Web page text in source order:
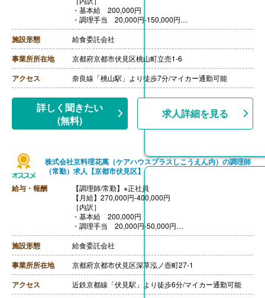
・基本給 200,000円
・調理手当 20,000円-150,000円
・固定残業代（25時間分）50,000円
※固定残業代は残業の有無にかかわらず支給、超過分は
法定通り支給
［その他手当］
・住宅手当
・引越し手当
【賞与】年2回
【昇給】あり（年1回）
※昇給賞与は業績による（在籍1年未満は対象外）
施設形態 給食委託会社
事業所所在地 京都府京都市伏見区桃山町立売1-6
アクセス 奈良線「桃山駅」より徒歩7分/マイカー通勤可能
詳しく聞きたい
(無料)
求人詳細を見る
株式会社京料理花萬（ケアハウスプラスしこうえん内）の調理師
（常勤）求人【京都市伏見区】
給与・報酬
【調理師/常勤】※正社員
【月給】270,000円-400,000円
［内訳］
・基本給 200,000円
・調理手当 20,000円-50,000円
・固定残業代（25時間分）50,000円
※固定残業代は残業の有無にかかわらず支給、超過分は
法定通り支給
［その他手当］
・住宅手当
・引越し手当
【賞与】年2回（0円-200,000円）※前年度実績
施設形態 給食委託会社
事業所所在地 京都府京都市伏見区深草泓ノ壺町27-1
アクセス 近鉄京都線「伏見駅」より徒歩6分/マイカー通勤可能